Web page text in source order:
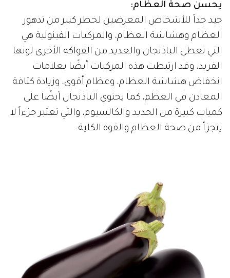
يحسن صحة العظام:
جيد جداً للأشخاص المعرضين لخطر كبير من تدهور
العظام وهشاشة العظام، والمركبات الفينولية هي
التي تعطي الباذنجان والعديد من الفواكه الأخرى لونها
الفريد، وقد ارتبطت هذه المركبات أيضًا بعلامات
انخفاض هشاشة العظام، وعظام أقوى، وزيادة كثافة
المعادن في العظم، كما يحتوي الباذنجان أيضًا على
كميات كبيرة من الحديد والكالسيوم، والتي تعتبر جزءاً لا
يتجزأ من صحة العظام والقوة الكلية.